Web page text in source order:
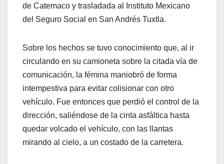
de Catemaco y trasladada al Instituto Mexicano
del Seguro Social en San Andrés Tuxtla.
Sobre los hechos se tuvo conocimiento que, al ir
circulando en su camioneta sobre la citada vía de
comunicación, la fémina maniobró de forma
intempestiva para evitar colisionar con otro
vehículo. Fue entonces que perdió el control de la
dirección, saliéndose de la cinta asfáltica hasta
quedar volcado el vehículo, con las llantas
mirando al cielo, a un costado de la carretera.